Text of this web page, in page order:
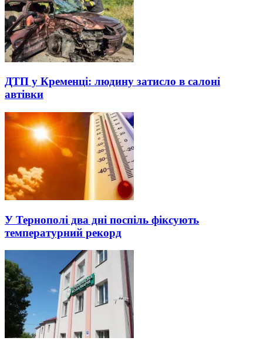
ДТП у Кременці: людину затисло в салоні
автівки
У Тернополі два дні поспіль фіксують
температурний рекорд